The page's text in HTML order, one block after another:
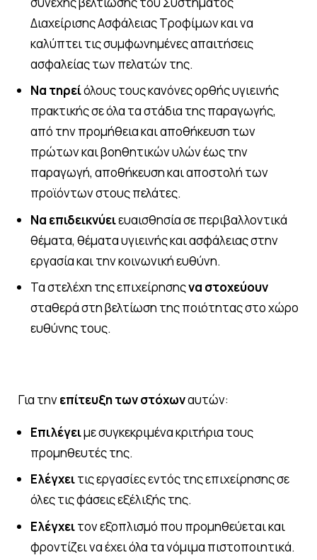
Η παραγωγή
Επικοινωνία
eshop
Διαχείρισης Ασφάλειας Τροφίμων και να
καλύπτει τις συμφωνημένες απαιτήσεις
ασφαλείας των πελατών της.
Να τηρείόλους τους κανόνες ορθής υγιεινής
πρακτικής σε όλα τα στάδια της παραγωγής,
από την προμήθεια και αποθήκευση των
πρώτων και βοηθητικών υλών έως την
παραγωγή, αποθήκευση και αποστολή των
προϊόντων στους πελάτες.
Να επιδεικνύειευαισθησία σε περιβαλλοντικά
θέματα, θέματα υγιεινής και ασφάλειας στην
εργασία και την κοινωνική ευθύνη.
Τα στελέχη της επιχείρησηςνα στοχεύουν
σταθερά στη βελτίωση της ποιότητας στο χώρο
ευθύνης τους.
Για τηνεπίτευξη των στόχωναυτών:
Επιλέγειμε συγκεκριμένα κριτήρια τους
προμηθευτές της.
Ελέγχειτις εργασίες εντός της επιχείρησης σε
όλες τις φάσεις εξέλιξής της.
Ελέγχειτον εξοπλισμό που προμηθεύεται και
φροντίζει να έχει όλα τα νόμιμα πιστοποιητικά.